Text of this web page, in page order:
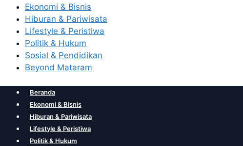
Ekonomi & Bisnis
Hiburan & Pariwisata
Lifestyle & Peristiwa
Politik & Hukum
Sosial & Pendidikan
Beyond Mataram
Beranda
Ekonomi & Bisnis
Hiburan & Pariwisata
Lifestyle & Peristiwa
Politik & Hukum